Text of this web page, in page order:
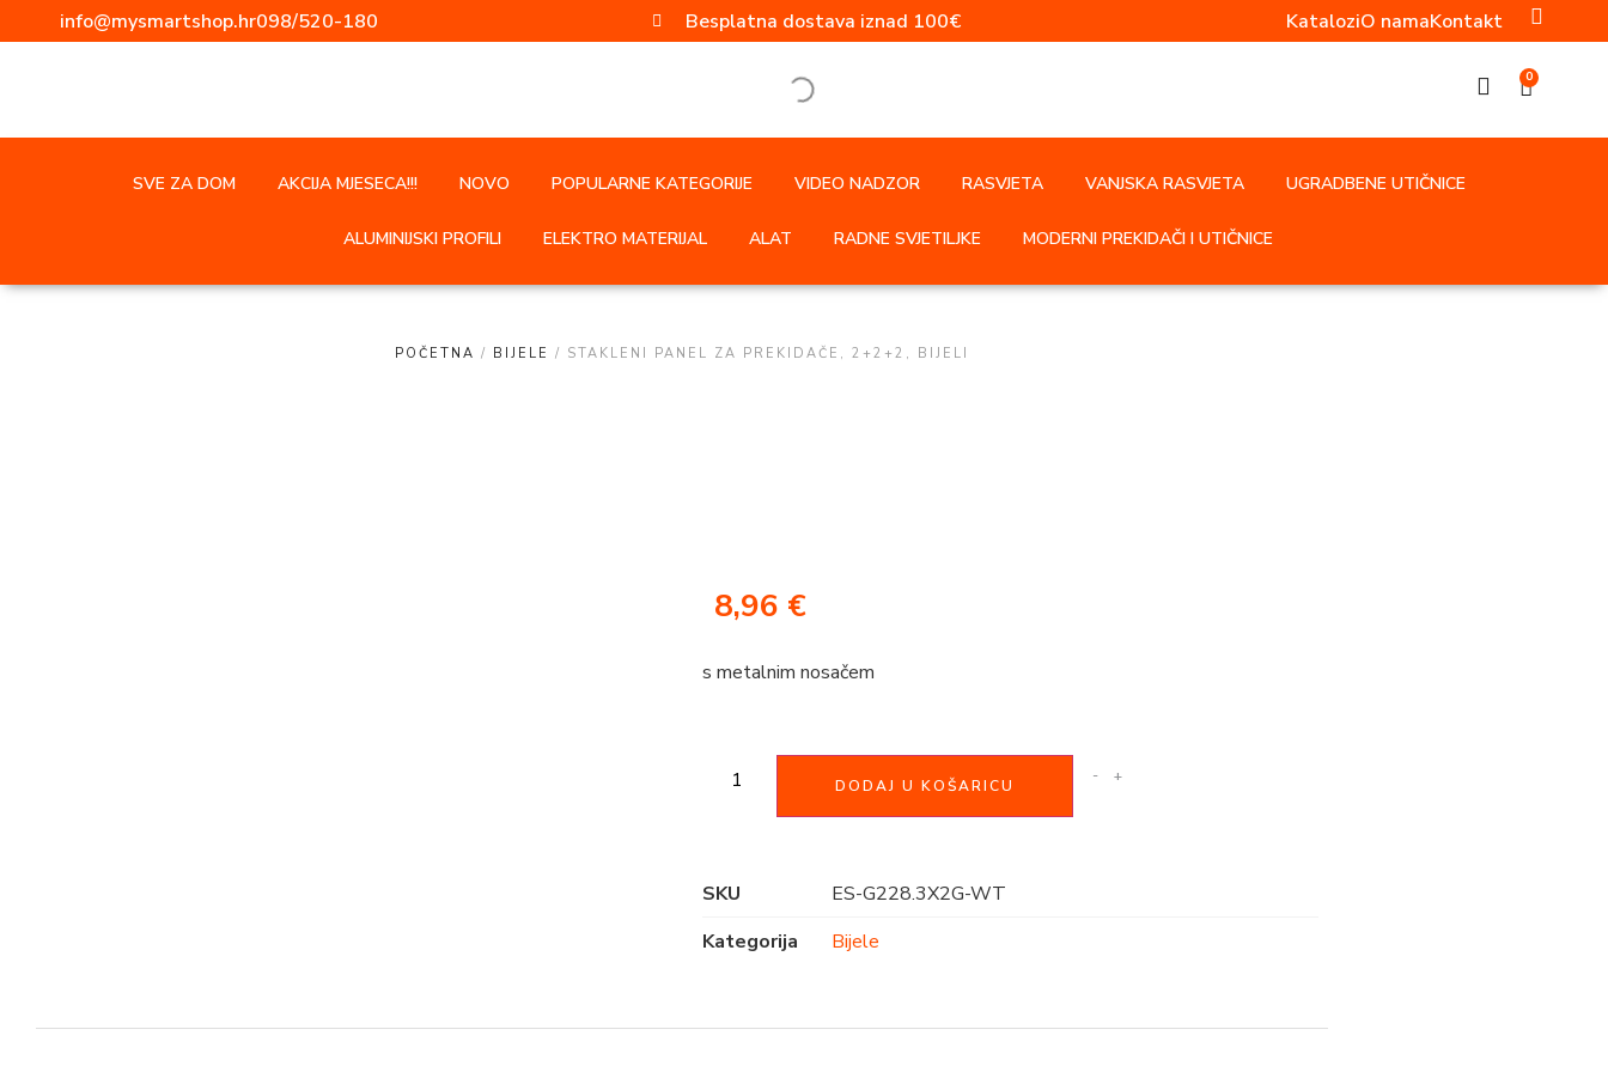
info@mysmartshop.hr098/520-180 Besplatna dostava iznad 100€ KataloziO namaKontakt
0
SVE ZA DOM AKCIJA MJESECA!!! NOVO POPULARNE KATEGORIJE VIDEO NADZOR RASVJETA VANJSKA RASVJETA UGRADBENE UTIČNICE
ALUMINIJSKI PROFILI ELEKTRO MATERIJAL ALAT RADNE SVJETILJKE MODERNI PREKIDAČI I UTIČNICE
POČETNA / BIJELE / STAKLENI PANEL ZA PREKIDAČE, 2+2+2, BIJELI
8,96 €
s metalnim nosačem
- +
DODAJ U KOŠARICU
SKU
ES-G228.3X2G-WT
Kategorija
Bijele